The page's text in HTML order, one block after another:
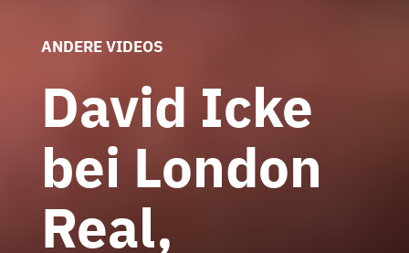
ANDERE VIDEOS
David Icke
bei London
Real,